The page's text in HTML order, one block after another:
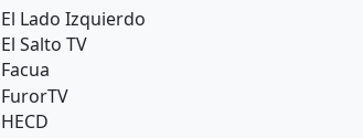
El Lado Izquierdo
El Salto TV
Facua
FurorTV
HECD